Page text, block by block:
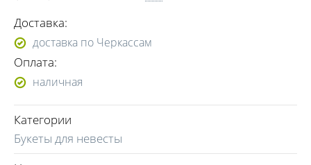
Доставка:
доставка по Черкассам
Оплата:
наличная
Категории
Букеты для невесты